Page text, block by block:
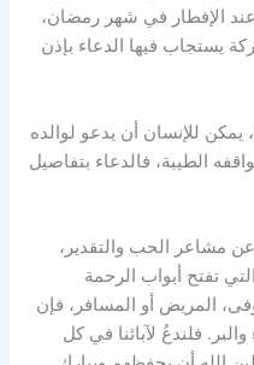
الإفطار في شهر رمضان،
يستجاب فيها الدعاء بإذن
يمكن للإنسان أن يدعو لوالده
الطيبة، فالدعاء بتفاصيل
عن مشاعر الحب والتقدير،
تفتح أبواب الرحمة
المريض أو المسافر، فإن
فلندعُ لآبائنا في كل